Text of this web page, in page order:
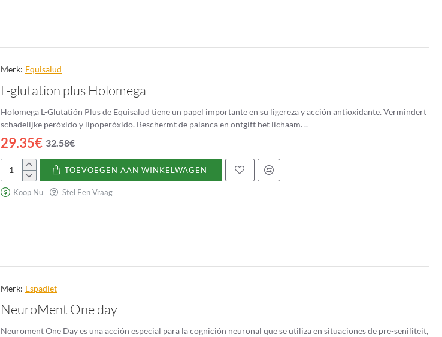
Merk: Equisalud
L-glutation plus Holomega
Holomega L-Glutatión Plus de Equisalud tiene un papel importante en su ligereza y acción antioxidante. Vermindert
schadelijke peróxido y lipoperóxido. Beschermt de palanca en ontgift het lichaam. ..
29.35€ 32.58€
glutation
TOEVOEGEN AAN WINKELWAGEN
Koop Nu Stel Een Vraag
Merk: Espadiet
NeuroMent One day
Neuroment One Day es una acción especial para la cognición neuronal que se utiliza en situaciones de pre-seniliteit,